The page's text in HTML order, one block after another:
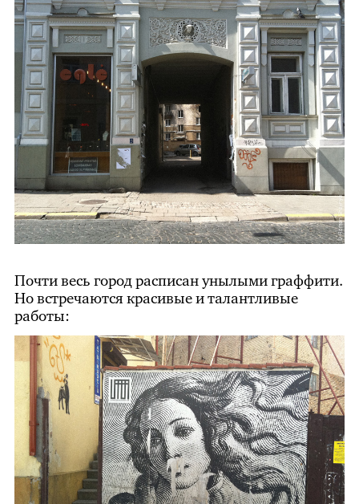
Почти весь город расписан унылыми граффити.
Но встречаются красивые и талантливые
работы: